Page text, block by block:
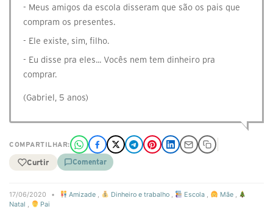
- Meus amigos da escola disseram que são os pais que
compram os presentes.
- Ele existe, sim, filho.
- Eu disse pra eles... Vocês nem tem dinheiro pra
comprar.
(Gabriel, 5 anos)
COMPARTILHAR:
Curtir Comentar
17/06/2020 • Amizade , Dinheiro e trabalho, Escola , Mãe,
Natal , Pai